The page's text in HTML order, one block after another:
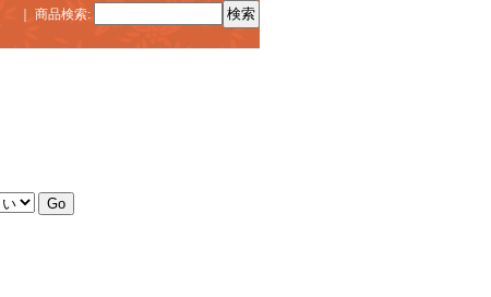
商品検索: